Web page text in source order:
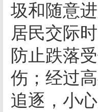
圾和随意
居民交际
防止跌落
伤；经过
追逐，小